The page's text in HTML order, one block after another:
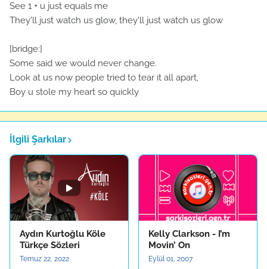
See 1 + u just equals me
They'll just watch us glow, they'll just watch us glow
[bridge:]
Some said we would never change.
Look at us now people tried to tear it all apart,
Boy u stole my heart so quickly
İlgili Şarkılar
Aydın Kurtoğlu Köle
Türkçe Sözleri
Temuz 22, 2022
Kelly Clarkson - I’m
Movin’ On
Eylül 01, 2007